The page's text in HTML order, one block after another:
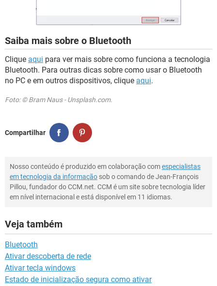
Saiba mais sobre o Bluetooth
Clique aqui para ver mais sobre como funciona a tecnologia
Bluetooth. Para outras dicas sobre como usar o Bluetooth
no PC e em outros dispositivos, clique aqui.
Foto: © Bram Naus - Unsplash.com.
Compartilhar
Nosso conteúdo é produzido em colaboração comespecialistas
em tecnologia da informação sob o comando de Jean-François
Pillou, fundador do CCM.net. CCM é um site sobre tecnologia líder
em nível internacional e está disponível em 11 idiomas.
Veja também
Bluetooth
Ativar descoberta de rede
Ativar tecla windows
Estado de inicialização segura como ativar